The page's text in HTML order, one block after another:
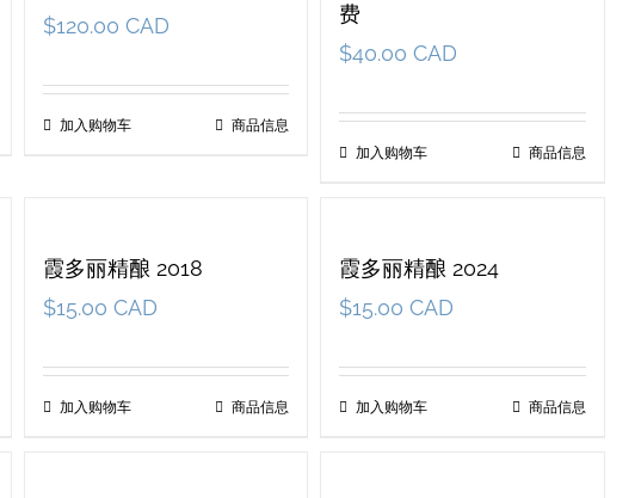
$120.00 CAD
加入购物车 商品信息
费
$40.00 CAD
加入购物车 商品信息
霞多丽精酿 2018
$15.00 CAD
加入购物车 商品信息
霞多丽精酿 2024
$15.00 CAD
加入购物车 商品信息